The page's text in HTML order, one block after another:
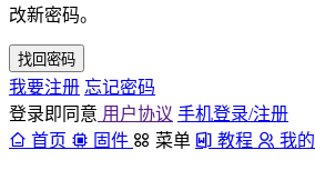
改新密码。
找回密码
我要注册 忘记密码
登录即同意 用户协议 手机登录/注册
首页
固件 菜单 教程 我的